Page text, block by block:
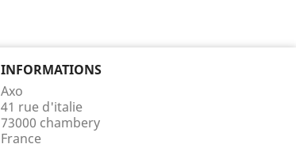
INFORMATIONS
Axo
41 rue d'italie
73000 chambery
France